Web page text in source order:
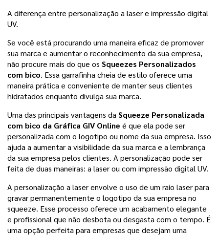
A diferença entre personalização a laser e impressão digital
UV.
Se você está procurando uma maneira eficaz de promover
sua marca e aumentar o reconhecimento da sua empresa,
não procure mais do que os Squeezes Personalizados
com bico. Essa garrafinha cheia de estilo oferece uma
maneira prática e conveniente de manter seus clientes
hidratados enquanto divulga sua marca.
Uma das principais vantagens da Squeeze Personalizada
com bico da Gráfica GIV Online é que ela pode ser
personalizada com o logotipo ou nome da sua empresa. Isso
ajuda a aumentar a visibilidade da sua marca e a lembrança
da sua empresa pelos clientes. A personalização pode ser
feita de duas maneiras: a laser ou com impressão digital UV.
A personalização a laser envolve o uso de um raio laser para
gravar permanentemente o logotipo da sua empresa no
squeeze. Esse processo oferece um acabamento elegante
e profissional que não desbota ou desgasta com o tempo. É
uma opção perfeita para empresas que desejam uma